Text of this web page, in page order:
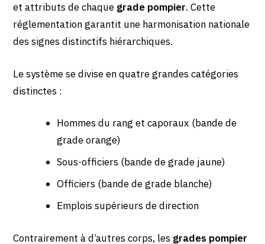
et attributs de chaque grade pompier. Cette
réglementation garantit une harmonisation nationale
des signes distinctifs hiérarchiques.
Le système se divise en quatre grandes catégories
distinctes :
Hommes du rang et caporaux (bande de
grade orange)
Sous-officiers (bande de grade jaune)
Officiers (bande de grade blanche)
Emplois supérieurs de direction
Contrairement à d’autres corps, les grades pompier